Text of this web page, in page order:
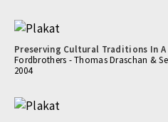
Preserving Cultural Traditions In
Fordbrothers - Thomas Draschan &
2004